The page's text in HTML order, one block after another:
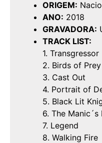
ORIGEM:
ANO: 2018
GRAVADORA:
TRACK LIST:
1. Transgressor
2. Birds of Prey
3. Cast Out
4. Portrait of
5. Black Lit
6. The Manic´s
7. Legend
8. Walking Fire